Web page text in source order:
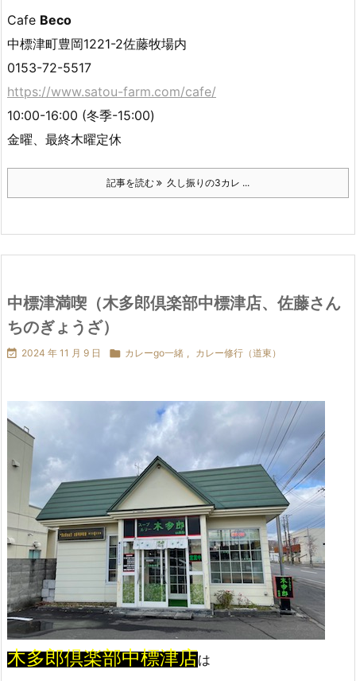
Cafe Beco
中標津町豊岡1221-2佐藤牧場内
0153-72-5517
https://www.satou-farm.com/cafe/
10:00-16:00 (冬季-15:00)
金曜、最終木曜定休
記事を読む 久し振りの3カレ ...
中標津満喫（木多郎倶楽部中標津店、佐藤さん
ちのぎょうざ）
 2024 年 11 月 9 日  カレーgo一緒 , カレー修行（道東）
木多郎倶楽部中標津店は